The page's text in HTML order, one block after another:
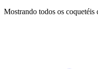
Mostrando todos os coquetéis